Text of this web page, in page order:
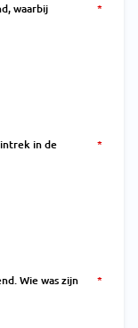
waarbij
in de
Wie was zijn